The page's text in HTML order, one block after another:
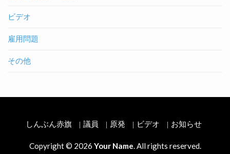
ビデオ
雇用問題
その他
しんぶん赤旗 議員 原発 ビデオ お知らせ
Copyright © 2026 Your Name. All rights reserved.